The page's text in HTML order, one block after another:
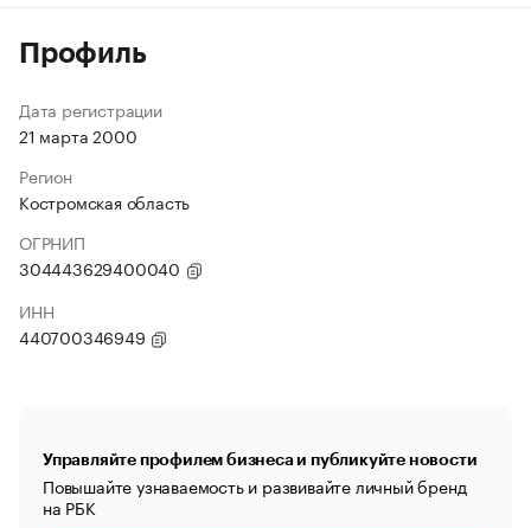
Профиль
Дата регистрации
21 марта 2000
Регион
Костромская область
ОГРНИП
304443629400040
ИНН
440700346949
Управляйте профилем бизнеса и публикуйте новости
Повышайте узнаваемость и развивайте личный бренд
на РБК